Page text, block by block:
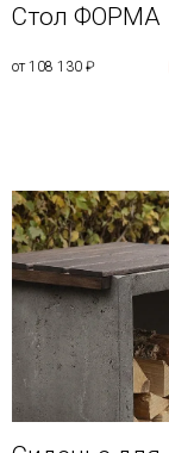
Стол ФОРМА
от 108 130 ₽